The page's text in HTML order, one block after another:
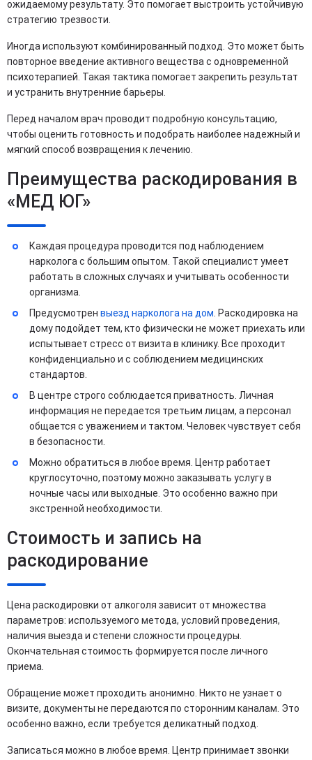
ожидаемому результату. Это помогает выстроить устойчивую
стратегию трезвости.
Иногда используют комбинированный подход. Это может быть
повторное введение активного вещества с одновременной
психотерапией. Такая тактика помогает закрепить результат
и устранить внутренние барьеры.
Перед началом врач проводит подробную консультацию,
чтобы оценить готовность и подобрать наиболее надежный и
мягкий способ возвращения к лечению.
Преимущества раскодирования в
«МЕД ЮГ»
Каждая процедура проводится под наблюдением
нарколога с большим опытом. Такой специалист умеет
работать в сложных случаях и учитывать особенности
организма.
Предусмотрен выезд нарколога на дом . Раскодировка на
дому подойдет тем, кто физически не может приехать или
испытывает стресс от визита в клинику. Все проходит
конфиденциально и с соблюдением медицинских
стандартов.
В центре строго соблюдается приватность. Личная
информация не передается третьим лицам, а персонал
общается с уважением и тактом. Человек чувствует себя
в безопасности.
Можно обратиться в любое время. Центр работает
круглосуточно, поэтому можно заказывать услугу в
ночные часы или выходные. Это особенно важно при
экстренной необходимости.
Стоимость и запись на
раскодирование
Цена раскодировки от алкоголя зависит от множества
параметров: используемого метода, условий проведения,
наличия выезда и степени сложности процедуры.
Окончательная стоимость формируется после личного
приема.
Обращение может проходить анонимно. Никто не узнает о
визите, документы не передаются по сторонним каналам. Это
особенно важно, если требуется деликатный подход.
Записаться можно в любое время. Центр принимает звонки